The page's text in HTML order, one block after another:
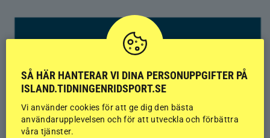
SÅ HÄR HANTERAR VI DINA PERSONUPPGIFTER PÅ
ISLAND.TIDNINGENRIDSPORT.SE
Vi använder cookies för att ge dig den bästa
användarupplevelsen och för att utveckla och förbättra
våra tjänster.